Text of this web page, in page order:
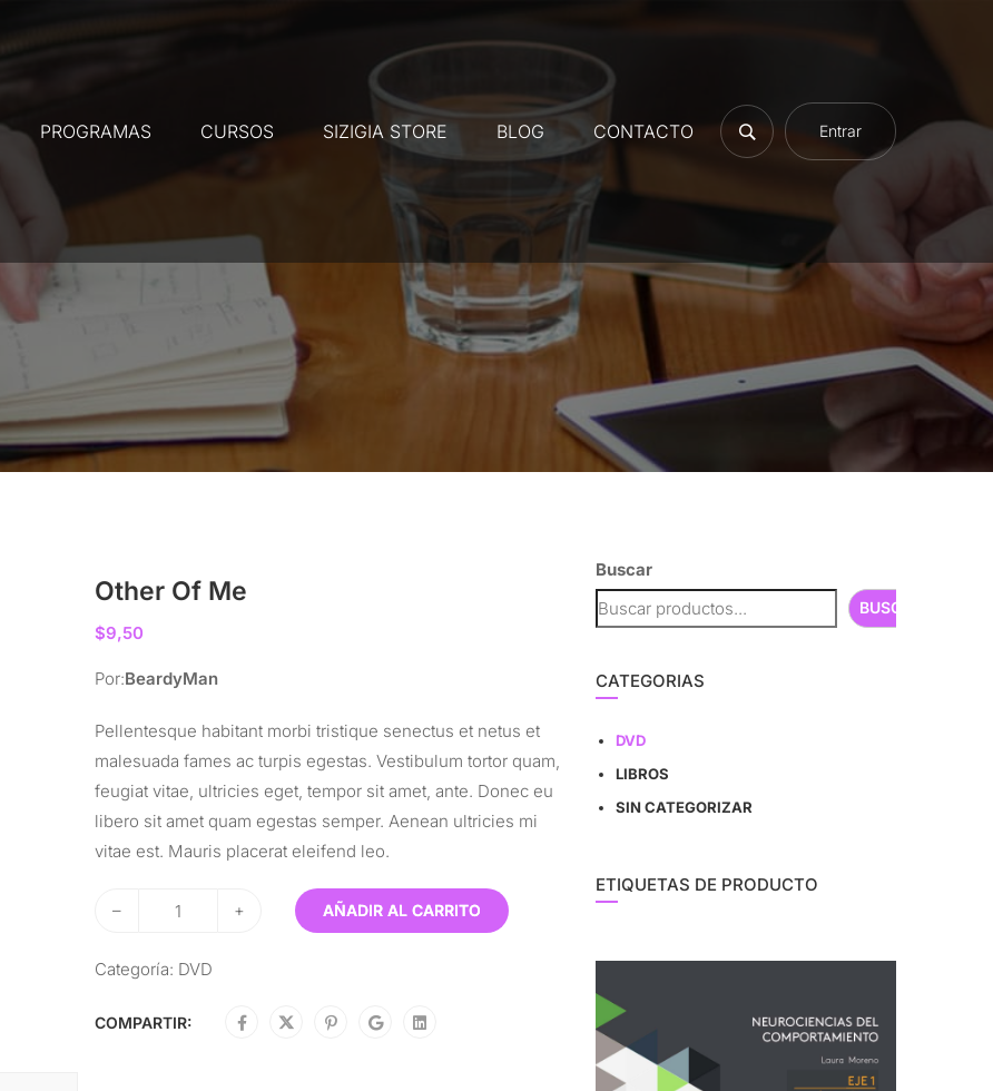
PROGRAMAS CURSOS SIZIGIA STORE BLOG CONTACTO Entrar
Other Of Me
$9,50
Por:BeardyMan
Pellentesque habitant morbi tristique senectus et netus et
malesuada fames ac turpis egestas. Vestibulum tortor quam,
feugiat vitae, ultricies eget, tempor sit amet, ante. Donec eu
libero sit amet quam egestas semper. Aenean ultricies mi
vitae est. Mauris placerat eleifend leo.
– + AÑADIR AL CARRITO
Categoría: DVD
COMPARTIR:
Buscar
BUSCAR
CATEGORIAS
DVD
LIBROS
SIN CATEGORIZAR
ETIQUETAS DE PRODUCTO